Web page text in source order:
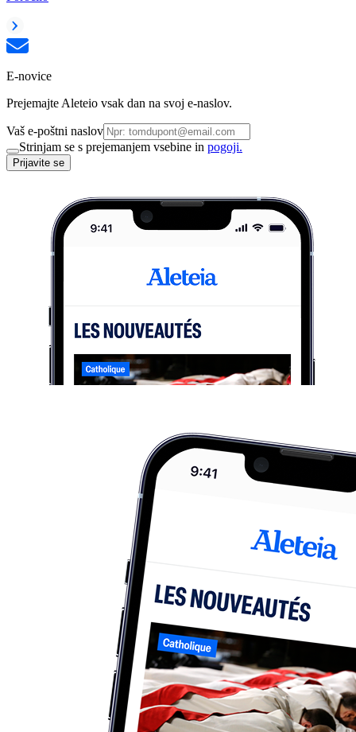
E-novice
Prejemajte Aleteio vsak dan na svoj e-naslov.
Vaš e-poštni naslov
Strinjam se s prejemanjem vsebine in pogoji.
Prijavite se